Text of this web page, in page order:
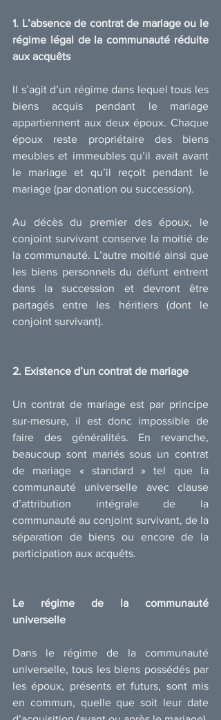
1. L’absence de contrat de mariage ou le
régime légal de la communauté réduite
aux acquêts
Il s’agit d’un régime dans lequel tous les
biens acquis pendant le mariage
appartiennent aux deux époux. Chaque
époux reste propriétaire des biens
meubles et immeubles qu’il avait avant
le mariage et qu’il reçoit pendant le
mariage (par donation ou succession).
Au décès du premier des époux, le
conjoint survivant conserve la moitié de
la communauté. L’autre moitié ainsi que
les biens personnels du défunt entrent
dans la succession et devront être
partagés entre les héritiers (dont le
conjoint survivant).
2. Existence d’un contrat de mariage
Un contrat de mariage est par principe
sur-mesure, il est donc impossible de
faire des généralités. En revanche,
beaucoup sont mariés sous un contrat
de mariage « standard » tel que la
communauté universelle avec clause
d’attribution intégrale de la
communauté au conjoint survivant, de la
séparation de biens ou encore de la
participation aux acquêts.
Le régime de la communauté
universelle
Dans le régime de la communauté
universelle, tous les biens possédés par
les époux, présents et futurs, sont mis
en commun, quelle que soit leur date